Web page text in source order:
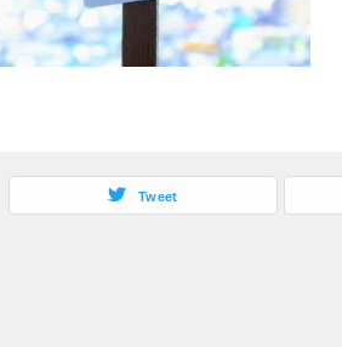
Tweet